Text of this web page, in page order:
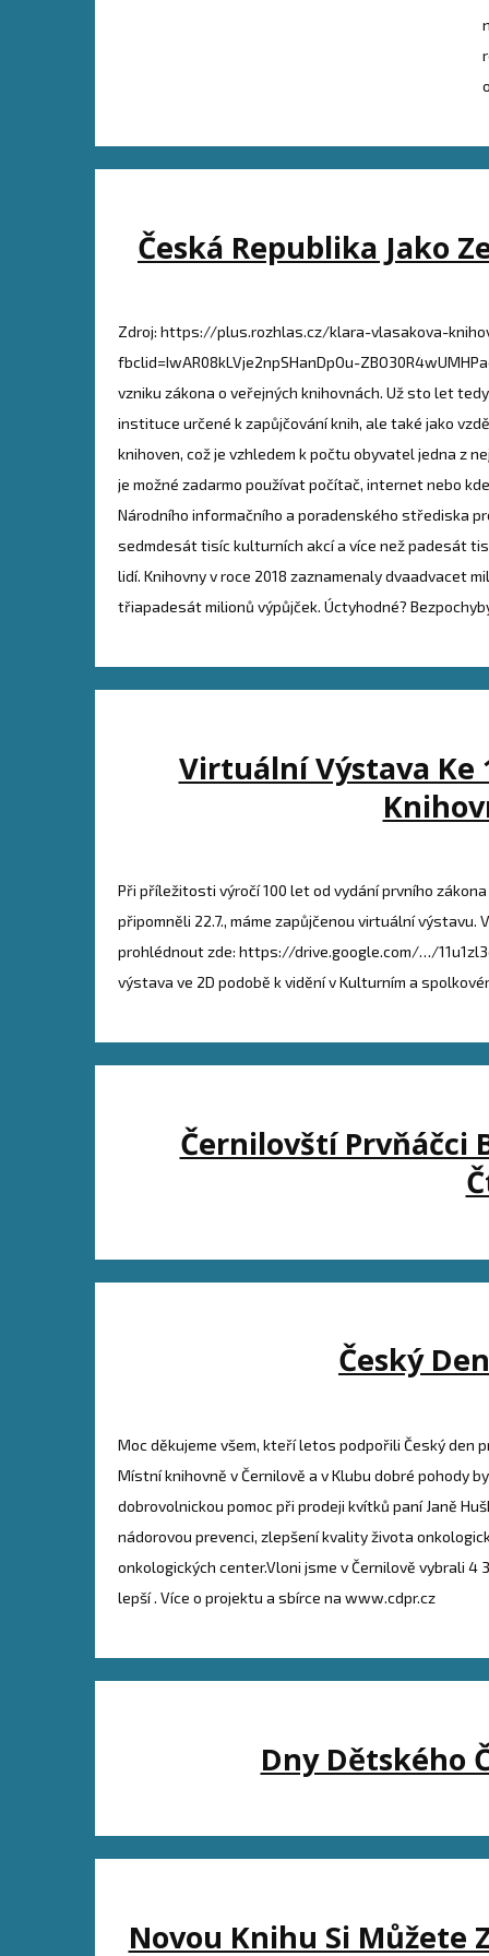
Česká Republika Jako
Zdroj: https://plus.rozhlas.cz/klara-vlasakova-
fbclid=IwAR08kLVje2npSHanDpOu-
vzniku zákona o veřejných knihovnách. Už sto let
instituce určené k zapůjčování knih, ale také jako
knihoven, což je vzhledem k počtu obyvatel jedna z
je možné zadarmo používat počítač, internet nebo
Národního informačního a poradenského střediska
sedmdesát tisíc kulturních akcí a více než padesát
lidí. Knihovny v roce 2018 zaznamenaly dvaadvacet
třiapadesát milionů výpůjček. Úctyhodné?
Virtuální Výstava Ke
Při příležitosti výročí 100 let od vydání prvního
připomněli 22.7., máme zapůjčenou virtuální
prohlédnout zde: https://drive.google.com/…/
výstava ve 2D podobě k vidění v Kulturním a
Černilovští Prvňáčci
Český
Moc děkujeme všem, kteří letos podpořili Český den
Místní knihovně v Černilově a v Klubu dobré pohody
dobrovolnickou pomoc při prodeji kvítků paní Janě
nádorovou prevenci, zlepšení kvality života
onkologických center.Vloni jsme v Černilově vybrali
lepší . Více o projektu a sbírce na www.cdpr.cz
Dny Dětského
Novou Knihu Si Můžete